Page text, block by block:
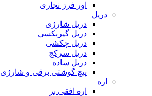
اور فرز نجاری
دریل
دریل شارژی
دریل گیربکسی
دریل چکشی
دریل سرکج
دریل ساده
پیچ گوشتی برقی و شارژی
اره
اره افقی بر